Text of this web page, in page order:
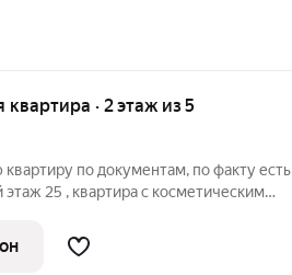
квартира · 2 этаж из 5
по документам, по факту есть
25 , квартира с косметическим
и жить, отлично под сьем.